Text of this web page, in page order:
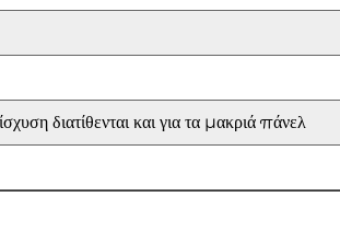
διατίθενται και για τα μακριά πάνελ